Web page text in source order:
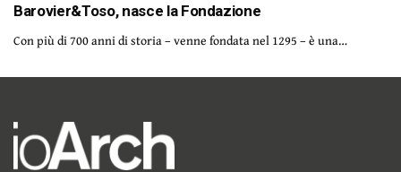
Barovier&Toso, nasce la Fondazione
Con più di 700 anni di storia – venne fondata nel 1295 – è una…